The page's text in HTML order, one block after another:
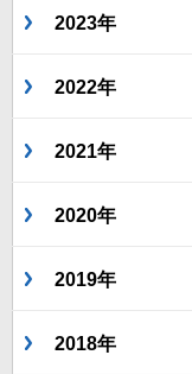
2023年
2022年
2021年
2020年
2019年
2018年